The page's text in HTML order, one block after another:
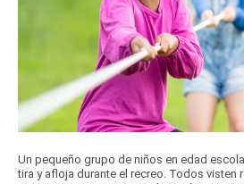
Un pequeño grupo de niños en edad
tira y afloja durante el recreo. Todos visten